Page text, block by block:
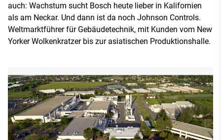
auch: Wachstum sucht Bosch heute lieber in Kalifornien
als am Neckar. Und dann ist da noch Johnson Controls.
Weltmarktführer für Gebäudetechnik, mit Kunden vom New
Yorker Wolkenkratzer bis zur asiatischen Produktionshalle.